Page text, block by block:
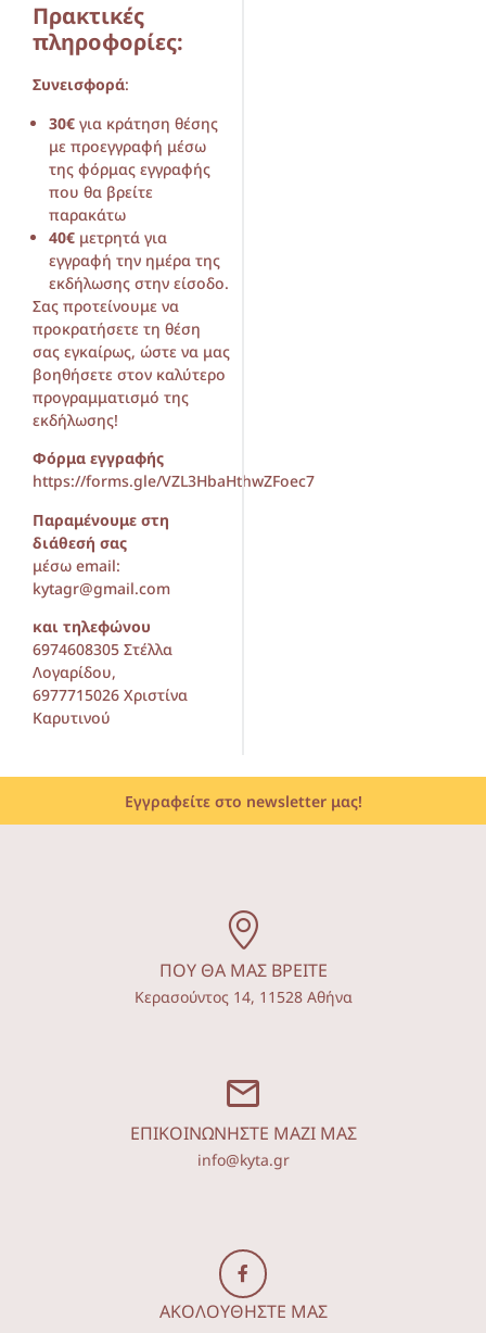
Πρακτικές
πληροφορίες:
Συνεισφορά:
30€ για κράτηση θέσης
με προεγγραφή μέσω
της φόρμας εγγραφής
που θα βρείτε
παρακάτω
40€ μετρητά για
εγγραφή την ημέρα της
εκδήλωσης στην είσοδο.
Σας προτείνουμε να
προκρατήσετε τη θέση
σας εγκαίρως, ώστε να μας
βοηθήσετε στον καλύτερο
προγραμματισμό της
εκδήλωσης!
Φόρμα εγγραφής
https://forms.gle/VZL3HbaHthwZFoec7
Παραμένουμε στη
διάθεσή σας
μέσω email:
kytagr@gmail.com
και τηλεφώνου
6974608305 Στέλλα
Λογαρίδου,
6977715026 Χριστίνα
Καρυτινού
Εγγραφείτε στο newsletter μας!
ΠΟΥ ΘΑ ΜΑΣ ΒΡΕΙΤΕ
Κερασούντος 14, 11528 Αθήνα
ΑΚΟΛΟΥΘΗΣΤΕ ΜΑΣ
ΕΠΙΚΟΙΝΩΝΗΣΤΕ ΜΑΖΙ ΜΑΣ
info@kyta.gr